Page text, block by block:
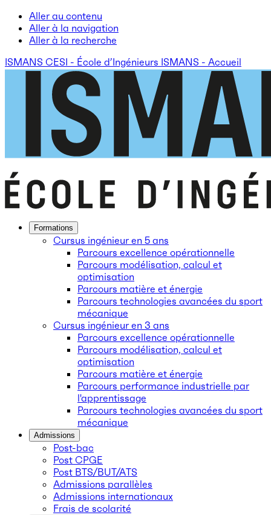
Aller au contenu
Aller à la navigation
Aller à la recherche
ISMANS CESI - École d’Ingénieurs ISMANS - Accueil
Formations
Cursus ingénieur en 5 ans
Parcours excellence opérationnelle
Parcours modélisation, calcul et
optimisation
Parcours matière et énergie
Parcours technologies avancées du sport
mécanique
Cursus ingénieur en 3 ans
Parcours excellence opérationnelle
Parcours modélisation, calcul et
optimisation
Parcours matière et énergie
Parcours performance industrielle par
l'apprentissage
Parcours technologies avancées du sport
mécanique
Admissions
Post-bac
Post CPGE
Post BTS/BUT/ATS
Admissions parallèles
Admissions internationaux
Frais de scolarité